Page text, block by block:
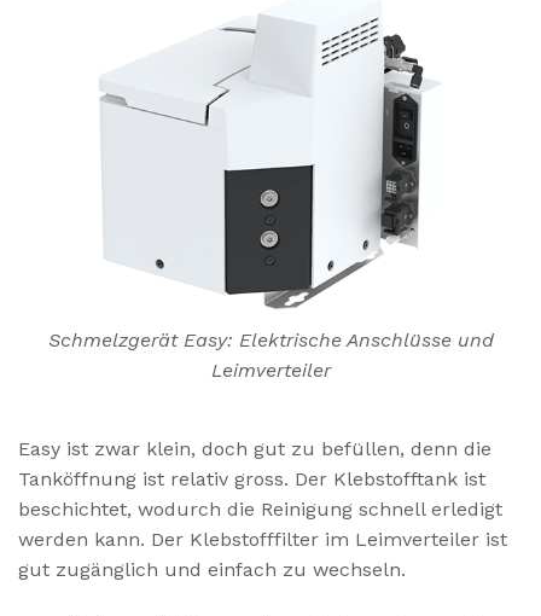
Schmelzgerät Easy: Elektrische Anschlüsse und
Leimverteiler
Easy ist zwar klein, doch gut zu befüllen, denn die
Tanköffnung ist relativ gross. Der Klebstofftank ist
beschichtet, wodurch die Reinigung schnell erledigt
werden kann. Der Klebstofffilter im Leimverteiler ist
gut zugänglich und einfach zu wechseln.